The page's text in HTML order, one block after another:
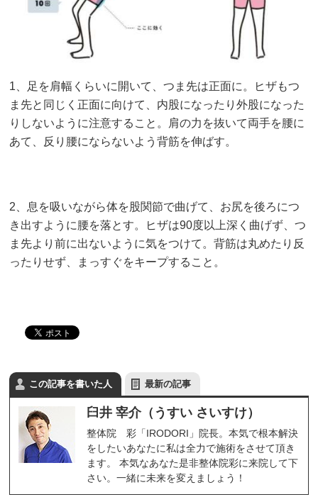
1、足を肩幅くらいに開いて、つま先は正面に。ヒザもつ
ま先と同じく正面に向けて、内股になったり外股になった
りしないように注意すること。肩の力を抜いて両手を腰に
あて、反り腰にならないよう背筋を伸ばす。
2、息を吸いながら体を股関節で曲げて、お尻を後ろにつ
き出すように腰を落とす。ヒザは90度以上深く曲げず、つ
ま先より前に出ないように気をつけて。背筋は丸めたり反
ったりせず、まっすぐをキープすること。
この記事を書いた人 最新の記事
臼井 宰介（うすい さいすけ）
整体院 彩「IRODORI」院長。本気で根本解決
をしたいあなたに私は全力で施術をさせて頂き
ます。 本気なあなた是非整体院彩に来院して下
さい。一緒に未来を変えましょう！